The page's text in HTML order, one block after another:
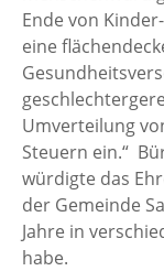
Ende von
eine
Umverteilung
Steuern ein.“
würdigte das
der Gemeinde
Jahre in
habe.